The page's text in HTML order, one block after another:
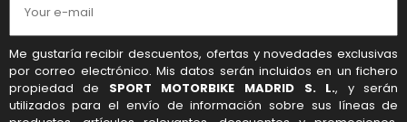
Me gustaría recibir descuentos, ofertas y novedades exclusivas
por correo electrónico. Mis datos serán incluidos en un fichero
propiedad de SPORT MOTORBIKE MADRID S. L., y serán
utilizados para el envío de información sobre sus líneas de